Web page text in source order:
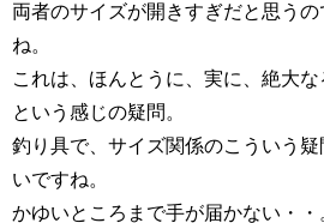
両者のサイズが開きすぎだと思うの
ね。
これは、ほんとうに、実に、絶大な
という感じの疑問。
釣り具で、サイズ関係のこういう疑
いですね。
かゆいところまで手が届かない・・